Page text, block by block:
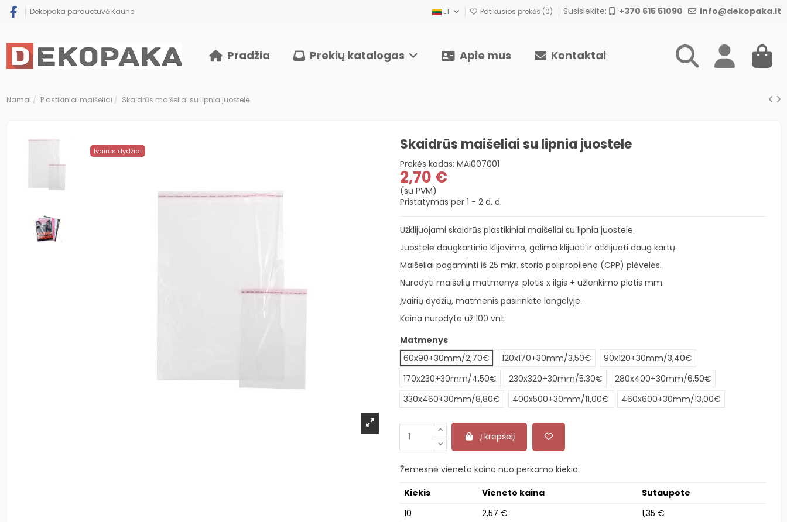
Dekopaka parduotuvė Kaune LT Patikusios prekės (0) Susisiekite: +370 615 51090 info@dekopaka.lt
Pradžia Prekių katalogas Apie mus Kontaktai
Namai Plastikiniai maišeliai Skaidrūs maišeliai su lipnia juostele
Įvairūs dydžiai Skaidrūs maišeliai su lipnia juostele
Prekės kodas: MAI007001
2,70 €
(su PVM)
Pristatymas per 1 - 2 d. d.
Užklijuojami skaidrūs plastikiniai maišeliai su lipnia juostele.
Juostelė daugkartinio klijavimo, galima klijuoti ir atklijuoti daug kartų.
Maišeliai pagaminti iš 25 mkr. storio polipropileno (CPP) plėvelės.
Nurodyti maišelių matmenys: plotis x ilgis + užlenkimo plotis mm.
Įvairių dydžių, matmenis pasirinkite langelyje.
Kaina nurodyta už 100 vnt.
Matmenys
60x90+30mm/2,70€
120x170+30mm/3,50€
90x120+30mm/3,40€
170x230+30mm/4,50€
230x320+30mm/5,30€
280x400+30mm/6,50€
330x460+30mm/8,80€
400x500+30mm/11,00€ 460x600+30mm/13,00€
Į krepšelį
Žemesnė vieneto kaina nuo perkamo kiekio:
Kiekis
Vieneto kaina
Sutaupote
10
2,57 € 1,35 €